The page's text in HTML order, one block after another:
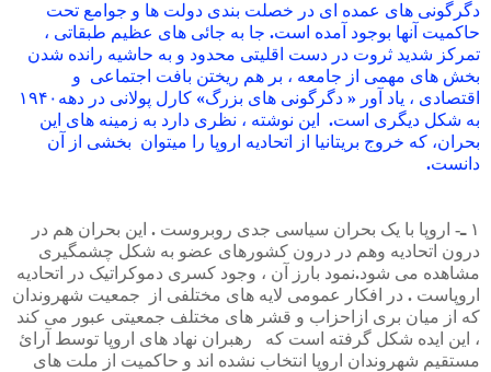
دگرگونی های عمده ای در خصلت بندی دولت ها و جوامع تحت
حاکمیت آنها بوجود آمده است. جا به جائی های عظیم طبقاتی ،
تمرکز شدید ثروت در دست اقلیتی محدود و به حاشیه رانده شدن
بخش های مهمی از جامعه ، بر هم ریختن بافت اجتماعی و
اقتصادی ، یاد آور « دگرگونی های بزرگ» کارل پولانی در دهه۱۹۴۰
به شکل دیگری است. این نوشته ، نظری دارد به زمینه های این
بحران، که خروج بریتانیا از اتحادیه اروپا را میتوان بخشی از
آن
دانست.
۱ ـ- اروپا با یک بحران سیاسی جدی روبروست . این بحران هم در
درون اتحادیه وهم در درون کشورهای عضو به شکل چشمگیری
مشاهده می شود.نمود بارز آن ، وجود کسری دموکراتیک در
اتحادیه
اروپاست . در افکار عمومی لایه های مختلفی از جمعیت شهروندان
که از میان بری ازاحزاب و قشر های مختلف جمعیتی عبور می کند
، این ایده شکل گرفته است که رهبران نهاد های اروپا توسط آرائ
مستقیم شهروندان اروپا انتخاب نشده اند و حاکمیت از ملت های